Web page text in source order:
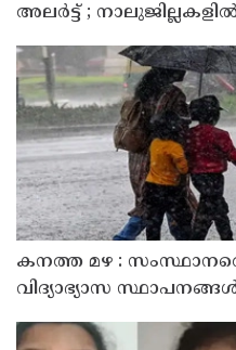
അലർട്ട് ;
കനത്ത മഴ :
വിദ്യാഭ്യാസ